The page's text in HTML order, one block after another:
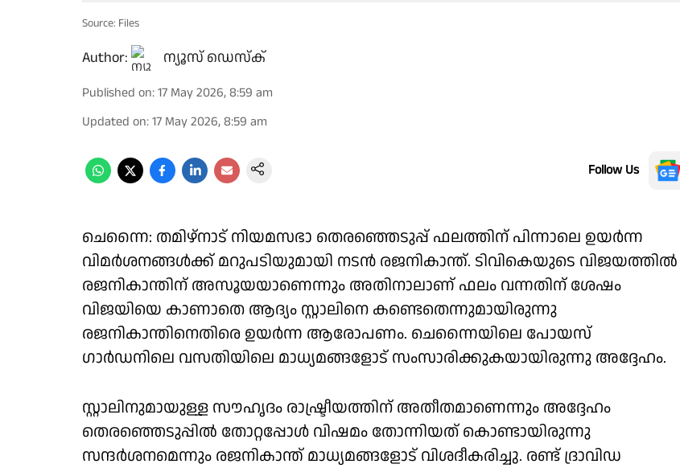
Source: Files
Author: ന്യൂസ് ഡെസ്ക്
Published on:17 May 2026, 8:59 am
Updated on:17 May 2026, 8:59 am
Follow Us
ചെന്നൈ: തമിഴ്നാട് നിയമസഭാ തെരഞ്ഞെടുപ്പ് ഫലത്തിന് പിന്നാലെ ഉയർന്ന
വിമർശനങ്ങൾക്ക് മറുപടിയുമായി നടൻ രജനികാന്ത്. ടിവികെയുടെ വിജയത്തിൽ
രജനികാന്തിന് അസൂയയാണെന്നും അതിനാലാണ് ഫലം വന്നതിന് ശേഷം
വിജയിയെ കാണാതെ ആദ്യം സ്റ്റാലിനെ കണ്ടെതെന്നുമായിരുന്നു
രജനികാന്തിനെതിരെ ഉയർന്ന ആരോപണം. ചെന്നൈയിലെ പോയസ്
ഗാർഡനിലെ വസതിയിലെ മാധ്യമങ്ങളോട് സംസാരിക്കുകയായിരുന്നു അദ്ദേഹം.
സ്റ്റാലിനുമായുള്ള സൗഹൃദം രാഷ്ട്രീയത്തിന് അതീതമാണെന്നും അദ്ദേഹം
തെരഞ്ഞെടുപ്പിൽ തോറ്റപ്പോൾ വിഷമം തോന്നിയത് കൊണ്ടായിരുന്നു
സന്ദർശനമെന്നും രജനികാന്ത് മാധ്യമങ്ങളോട് വിശദീകരിച്ചു. രണ്ട് ദ്രാവിഡ